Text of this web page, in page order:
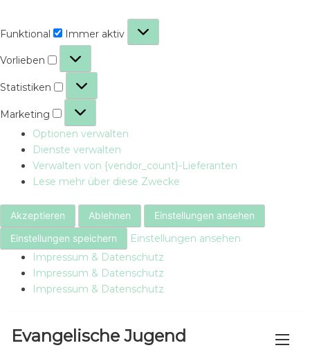
Funktional Immer aktiv
Vorlieben
Statistiken
Marketing
Marketing
Optionen verwalten
Dienste verwalten
Verwalten von {vendor_count}-Lieferanten
Lese mehr über diese Zwecke
Akzeptieren Ablehnen
Einstellungen ansehen
Einstellungen speichern
Einstellungen ansehen
Impressum & Datenschutz
Impressum & Datenschutz
Impressum & Datenschutz
Evangelische Jugend